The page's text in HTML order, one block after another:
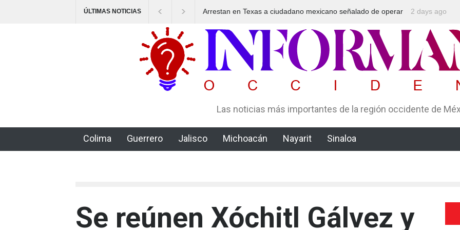
ÚLTIMAS NOTICIAS
Arrestan en Texas a ciudadano mexicano señalado de operar
Aspirantes a
nuevo
2 days ago
Las noticias más importantes de la región occidente de
Colima Guerrero Jalisco Michoacán Nayarit Sinaloa
Se reúnen Xóchitl Gálvez y